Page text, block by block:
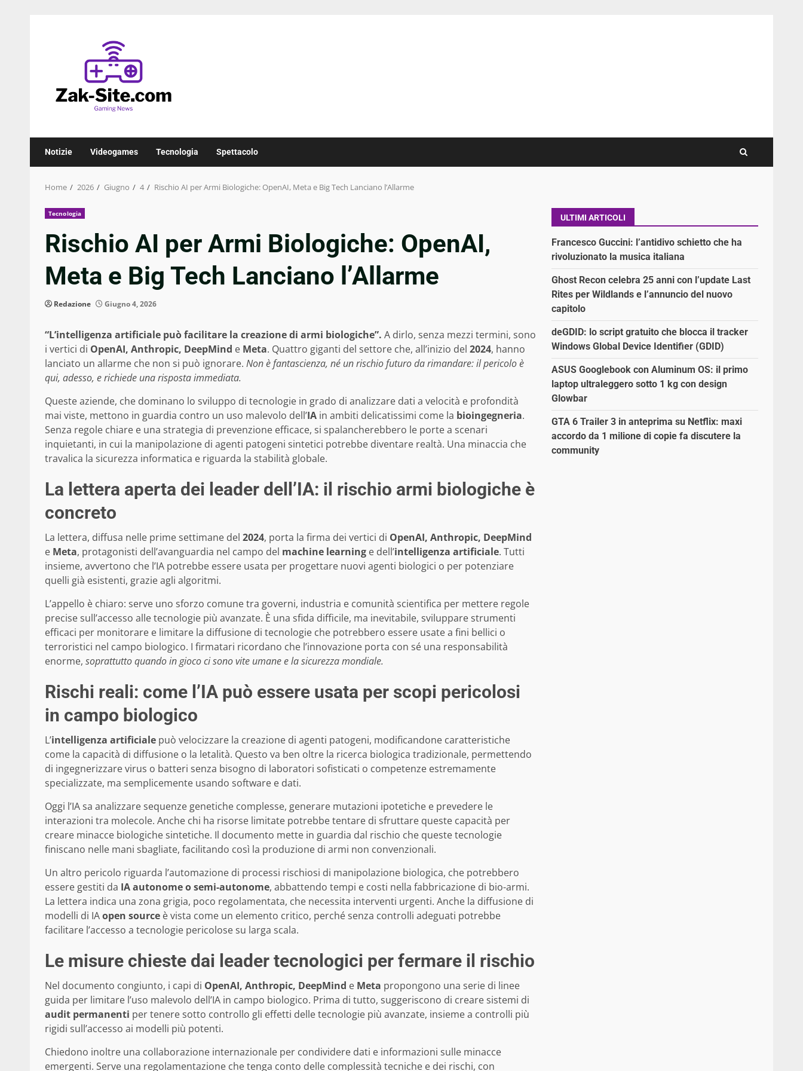
Notizie Videogames Tecnologia Spettacolo
Home 2026 Giugno 4 Rischio AI per Armi Biologiche: OpenAI, Meta e Big Tech Lanciano l’Allarme
Tecnologia
Rischio AI per Armi Biologiche: OpenAI,
Meta e Big Tech Lanciano l’Allarme
Redazione Giugno 4, 2026
“L’intelligenza artificiale può facilitare la creazione di armi biologiche”. A dirlo, senza mezzi termini, sono
i vertici di OpenAI, Anthropic, DeepMind e Meta. Quattro giganti del settore che, all’inizio del 2024, hanno
lanciato un allarme che non si può ignorare. Non è fantascienza, né un rischio futuro da rimandare: il pericolo è
qui, adesso, e richiede una risposta immediata.
Queste aziende, che dominano lo sviluppo di tecnologie in grado di analizzare dati a velocità e profondità
mai viste, mettono in guardia contro un uso malevolo dell’IA in ambiti delicatissimi come la bioingegneria.
Senza regole chiare e una strategia di prevenzione efficace, si spalancherebbero le porte a scenari
inquietanti, in cui la manipolazione di agenti patogeni sintetici potrebbe diventare realtà. Una minaccia che
travalica la sicurezza informatica e riguarda la stabilità globale.
La lettera aperta dei leader dell’IA: il rischio armi biologiche è
concreto
La lettera, diffusa nelle prime settimane del 2024, porta la firma dei vertici di OpenAI, Anthropic, DeepMind
e Meta, protagonisti dell’avanguardia nel campo del machine learning e dell’intelligenza artificiale. Tutti
insieme, avvertono che l’IA potrebbe essere usata per progettare nuovi agenti biologici o per potenziare
quelli già esistenti, grazie agli algoritmi.
L’appello è chiaro: serve uno sforzo comune tra governi, industria e comunità scientifica per mettere regole
precise sull’accesso alle tecnologie più avanzate. È una sfida difficile, ma inevitabile, sviluppare strumenti
efficaci per monitorare e limitare la diffusione di tecnologie che potrebbero essere usate a fini bellici o
terroristici nel campo biologico. I firmatari ricordano che l’innovazione porta con sé una responsabilità
enorme, soprattutto quando in gioco ci sono vite umane e la sicurezza mondiale.
Rischi reali: come l’IA può essere usata per scopi pericolosi
in campo biologico
L’intelligenza artificiale può velocizzare la creazione di agenti patogeni, modificandone caratteristiche
come la capacità di diffusione o la letalità. Questo va ben oltre la ricerca biologica tradizionale, permettendo
di ingegnerizzare virus o batteri senza bisogno di laboratori sofisticati o competenze estremamente
specializzate, ma semplicemente usando software e dati.
Oggi l’IA sa analizzare sequenze genetiche complesse, generare mutazioni ipotetiche e prevedere le
interazioni tra molecole. Anche chi ha risorse limitate potrebbe tentare di sfruttare queste capacità per
creare minacce biologiche sintetiche. Il documento mette in guardia dal rischio che queste tecnologie
finiscano nelle mani sbagliate, facilitando così la produzione di armi non convenzionali.
Un altro pericolo riguarda l’automazione di processi rischiosi di manipolazione biologica, che potrebbero
essere gestiti da IA autonome o semi-autonome, abbattendo tempi e costi nella fabbricazione di bio-armi.
La lettera indica una zona grigia, poco regolamentata, che necessita interventi urgenti. Anche la diffusione di
modelli di IAopen source è vista come un elemento critico, perché senza controlli adeguati potrebbe
facilitare l’accesso a tecnologie pericolose su larga scala.
Le misure chieste dai leader tecnologici per fermare il rischio
Nel documento congiunto, i capi di OpenAI, Anthropic, DeepMind e Meta propongono una serie di linee
guida per limitare l’uso malevolo dell’IA in campo biologico. Prima di tutto, suggeriscono di creare sistemi di
audit permanenti per tenere sotto controllo gli effetti delle tecnologie più avanzate, insieme a controlli più
rigidi sull’accesso ai modelli più potenti.
Chiedono inoltre una collaborazione internazionale per condividere dati e informazioni sulle minacce
emergenti. Serve una regolamentazione che tenga conto delle complessità tecniche e dei rischi, con
ULTIMI ARTICOLI
Francesco Guccini: l’antidivo schietto che ha
rivoluzionato la musica italiana
Ghost Recon celebra 25 anni con l’update Last
Rites per Wildlands e l’annuncio del nuovo
capitolo
deGDID: lo script gratuito che blocca il tracker
Windows Global Device Identifier (GDID)
ASUS Googlebook con Aluminum OS: il primo
laptop ultraleggero sotto 1 kg con design
Glowbar
GTA 6 Trailer 3 in anteprima su Netflix: maxi
accordo da 1 milione di copie fa discutere la
community